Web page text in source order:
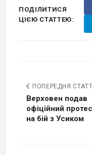
ПОДІЛИТИСЯ
ЦІЄЮ СТАТТЕЮ:
ПОПЕРЕДНЯ
Верховен подав
офіційний
на бій з Усиком